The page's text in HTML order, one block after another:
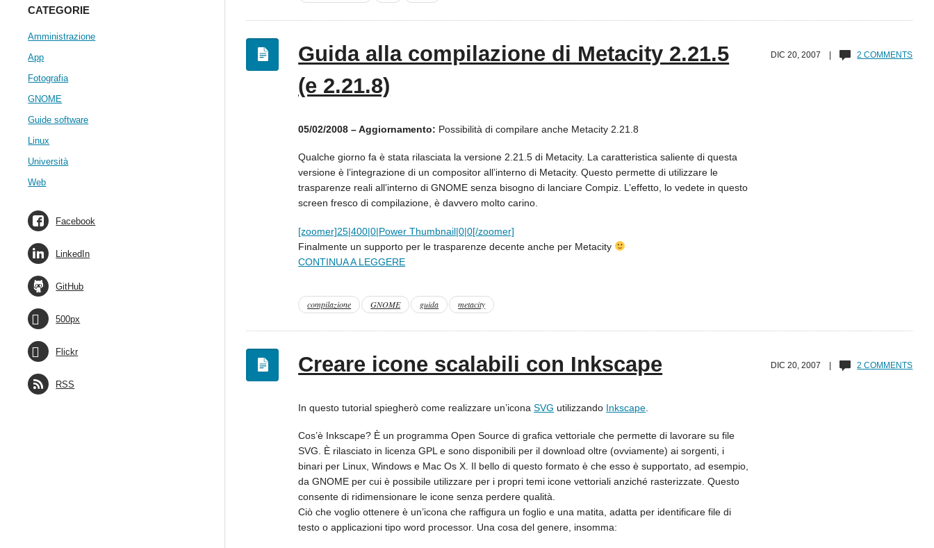
DIC 20, 2007 | 2 COMMENTS
Guida alla compilazione di Metacity 2.21.5
(e 2.21.8)
05/02/2008 – Aggiornamento: Possibilità di compilare anche Metacity 2.21.8
Qualche giorno fa è stata rilasciata la versione 2.21.5 di Metacity. La caratteristica saliente di questa
versione è l’integrazione di un compositor all’interno di Metacity. Questo permette di utilizzare le
trasparenze reali all’interno di GNOME senza bisogno di lanciare Compiz. L’effetto, lo vedete in questo
screen fresco di compilazione, è davvero molto carino.
[zoomer]25|400|0|Power Thumbnail|0|0[/zoomer]
Finalmente un supporto per le trasparenze decente anche per Metacity
CONTINUA A LEGGERE
compilazione GNOME guida metacity
DIC 20, 2007 | 2 COMMENTS
Creare icone scalabili con Inkscape
In questo tutorial spiegherò come realizzare un’iconaSVG utilizzando Inkscape
Cos’è Inkscape? È un programma Open Source di grafica vettoriale che permette di lavorare su file
SVG. È rilasciato in licenza GPL e sono disponibili per il download oltre (ovviamente) ai sorgenti, i
binari per Linux, Windows e Mac Os X. Il bello di questo formato è che esso è supportato, ad esempio,
da GNOME per cui è possibile utilizzare per i propri temi icone vettoriali anziché rasterizzate. Questo
consente di ridimensionare le icone senza perdere qualità.
Ciò che voglio ottenere è un’icona che raffigura un foglio e una matita, adatta per identificare file di
testo o applicazioni tipo word processor. Una cosa del genere, insomma:
CATEGORIE
Amministrazione
App
Fotografia
GNOME
Guide software
Linux
Università
Web
Facebook
LinkedIn
GitHub
500px
Flickr
RSS